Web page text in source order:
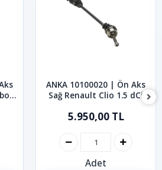
ANKA 10100020 | Ön Aks
Sağ Renault Clio 1.5 dCi
5.950,00 TL
Adet